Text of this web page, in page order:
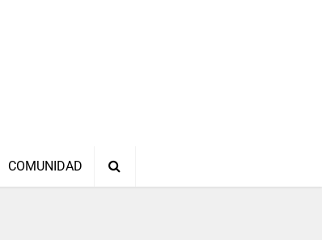
COMUNIDAD